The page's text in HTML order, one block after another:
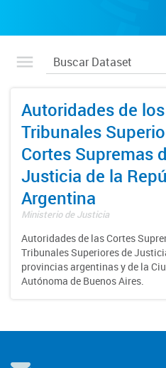
Autoridades de los
Tribunales
Cortes Supremas
Justicia de la
Argentina
Ministerio de Justicia
Autoridades de las Cortes
Tribunales Superiores de
provincias argentinas y de la
Autónoma de Buenos Aires.